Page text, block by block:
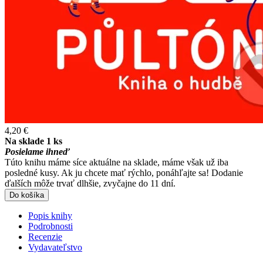
4,20 €
Na sklade 1 ks
Posielame ihneď
Túto knihu máme síce aktuálne na sklade, máme však už iba
posledné kusy. Ak ju chcete mať rýchlo, ponáhľajte sa! Dodanie
ďalších môže trvať dlhšie, zvyčajne do 11 dní.
Do košíka
Popis knihy
Podrobnosti
Recenzie
Vydavateľstvo